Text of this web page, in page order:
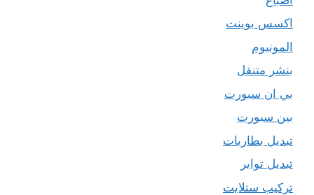
اكسس بوينت
المونيوم
بنشر متنقل
بي ان سبورت
بين سبورت
تبديل بطاريات
تبديل تواير
تركيب ستلايت